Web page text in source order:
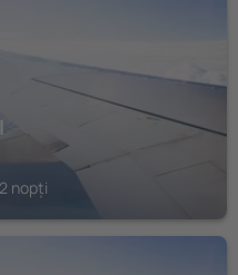
nopți